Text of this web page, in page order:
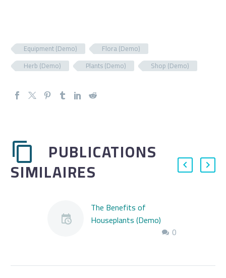
Equipment (Demo)
Flora (Demo)
Herb (Demo)
Plants (Demo) Shop (Demo)
PUBLICATIONS
SIMILAIRES
The Benefits of
Houseplants (Demo)
Lorem ipsum dolor sit
eiusmod tempor
0